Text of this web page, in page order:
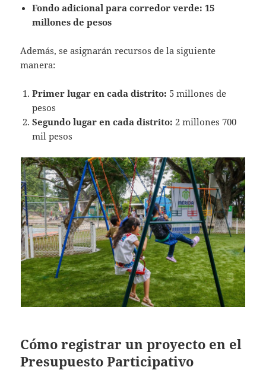
Fondo adicional para corredor verde: 15
millones de pesos
Además, se asignarán recursos de la siguiente
manera:
Primer lugar en cada distrito: 5 millones de
pesos
Segundo lugar en cada distrito: 2 millones 700
mil pesos
Cómo registrar un proyecto en el
Presupuesto Participativo